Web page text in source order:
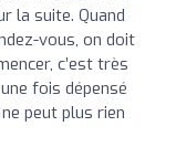
la suite. Quand
vous, on doit
c’est très
fois dépensé
peut plus rien